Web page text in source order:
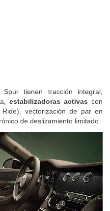
tienen tracción integral,
estabilizadoras activascon
vectorización de par en
de deslizamiento limitado.